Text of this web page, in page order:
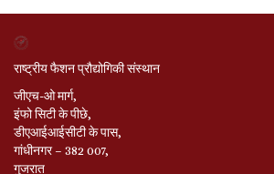
राष्ट्रीय फैशन प्रौद्योगिकी संस्थान
जीएच-ओ मार्ग,
इंफो सिटी के पीछे,
डीएआईआईसीटी के पास,
गांधीनगर – 382 007,
गुजरात